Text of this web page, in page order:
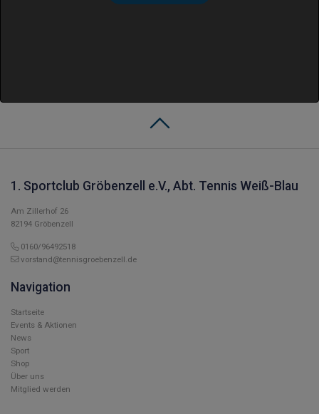
1. Sportclub Gröbenzell e.V., Abt. Tennis Weiß-Blau
Am Zillerhof 26
82194 Gröbenzell
0160/96492518
vorstand@tennisgroebenzell.de
Navigation
Startseite
Events & Aktionen
News
Sport
Shop
Über uns
Mitglied werden